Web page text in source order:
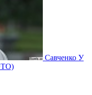
Савченко У